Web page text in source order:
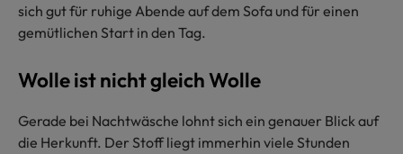
sich gut für ruhige Abende auf dem Sofa und für einen
gemütlichen Start in den Tag.
Wolle ist nicht gleich Wolle
Gerade bei Nachtwäsche lohnt sich ein genauer Blick auf
die Herkunft. Der Stoff liegt immerhin viele Stunden